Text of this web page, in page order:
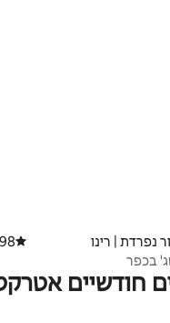
נפרדת | רינו דירוג
בכפר
חודשיים